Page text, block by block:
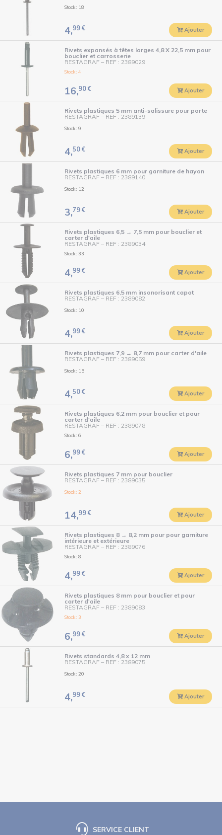
Stock : 18
4,99€ Ajouter
Rivets expansés à têtes larges 4,8 X 22,5 mm pour
bouclier et carrosserie
RESTAGRAF – REF : 2389029
Stock : 4
16,90€ Ajouter
Rivets plastiques 5 mm anti-salissure pour porte
RESTAGRAF – REF : 2389139
Stock : 9
4,50€ Ajouter
Rivets plastiques 6 mm pour garniture de hayon
RESTAGRAF – REF : 2389140
Stock : 12
3,79€ Ajouter
Rivets plastiques 6,5 → 7,5 mm pour bouclier et
carter d'aile
RESTAGRAF – REF : 2389034
Stock : 33
4,99€ Ajouter
Rivets plastiques 6,5 mm insonorisant capot
RESTAGRAF – REF : 2389082
Stock : 10
4,99€ Ajouter
Rivets plastiques 7,9 → 8,7 mm pour carter d'aile
RESTAGRAF – REF : 2389059
Stock : 15
4,50€ Ajouter
Rivets plastiques 6,2 mm pour bouclier et pour
carter d'aile
RESTAGRAF – REF : 2389078
Stock : 6
6,99€ Ajouter
Rivets plastiques 7 mm pour bouclier
RESTAGRAF – REF : 2389035
Stock : 2
14,99€ Ajouter
Rivets plastiques 8 → 8,2 mm pour pour garniture
intérieure et extérieure
RESTAGRAF – REF : 2389076
Stock : 8
4,99€ Ajouter
Rivets plastiques 8 mm pour bouclier et pour
carter d'aile
RESTAGRAF – REF : 2389083
Stock : 3
6,99€ Ajouter
Rivets standards 4,8 x 12 mm
RESTAGRAF – REF : 2389075
Stock : 20
4,99€ Ajouter
SERVICE CLIENT